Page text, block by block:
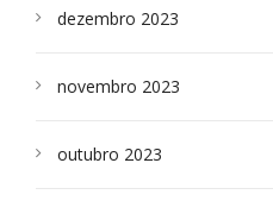
dezembro 2023
novembro 2023
outubro 2023